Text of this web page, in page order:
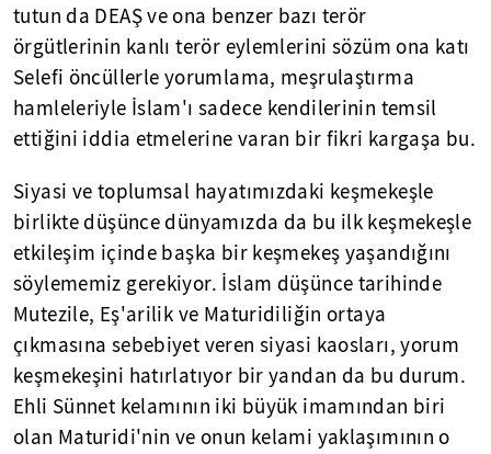
tutun da DEAŞ ve ona benzer bazı terör
örgütlerinin kanlı terör eylemlerini sözüm ona katı
Selefi öncüllerle yorumlama, meşrulaştırma
hamleleriyle İslam'ı sadece kendilerinin temsil
ettiğini iddia etmelerine varan bir fikri kargaşa bu.
Siyasi ve toplumsal hayatımızdaki keşmekeşle
birlikte düşünce dünyamızda da bu ilk keşmekeşle
etkileşim içinde başka bir keşmekeş yaşandığını
söylememiz gerekiyor. İslam düşünce tarihinde
Mutezile, Eş'arilik ve Maturidiliğin ortaya
çıkmasına sebebiyet veren siyasi kaosları, yorum
keşmekeşini hatırlatıyor bir yandan da bu durum.
Ehli Sünnet kelamının iki büyük imamından biri
olan Maturidi'nin ve onun kelami yaklaşımının o